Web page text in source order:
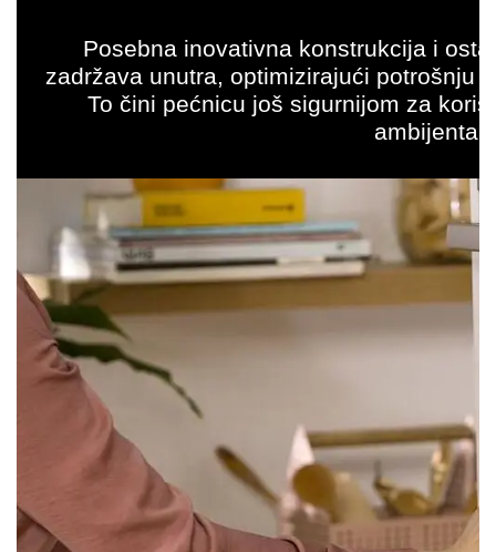
Posebna inovativna konstrukcija i
zadržava unutra, optimizirajući potrošnju
To čini pećnicu još sigurnijom za
ambijenta